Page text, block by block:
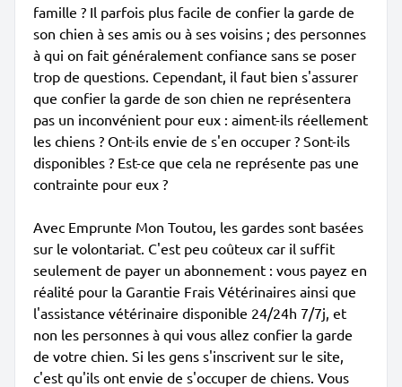
famille ? Il parfois plus facile de confier la garde de
son chien à ses amis ou à ses voisins ; des personnes
à qui on fait généralement confiance sans se poser
trop de questions. Cependant, il faut bien s'assurer
que confier la garde de son chien ne représentera
pas un inconvénient pour eux : aiment-ils réellement
les chiens ? Ont-ils envie de s'en occuper ? Sont-ils
disponibles ? Est-ce que cela ne représente pas une
contrainte pour eux ?
Avec Emprunte Mon Toutou, les gardes sont basées
sur le volontariat. C'est peu coûteux car il suffit
seulement de payer un abonnement : vous payez en
réalité pour la Garantie Frais Vétérinaires ainsi que
l'assistance vétérinaire disponible 24/24h 7/7j, et
non les personnes à qui vous allez confier la garde
de votre chien. Si les gens s'inscrivent sur le site,
c'est qu'ils ont envie de s'occuper de chiens. Vous